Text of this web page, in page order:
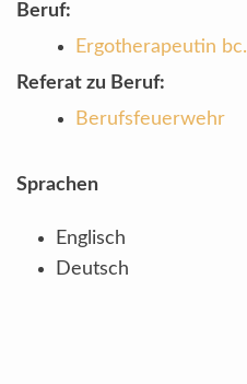
Beruf:
Ergotherapeutin bc.
Referat zu Beruf:
Berufsfeuerwehr
Sprachen
Englisch
Deutsch